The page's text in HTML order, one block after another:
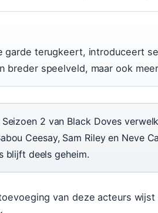
garde terugkeert, introduceert
breder speelveld, maar ook
Seizoen 2 van Black Doves
Ceesay, Sam Riley en Neve
blijft deels geheim.
van deze acteurs